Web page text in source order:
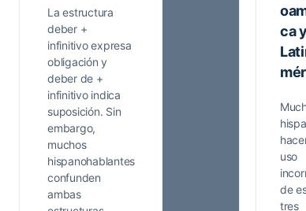
La estructura
deber +
infinitivo expresa
obligación y
deber de +
infinitivo indica
suposición. Sin
embargo,
muchos
hispanohablantes
confunden
ambas
ca y
uso
de
tres